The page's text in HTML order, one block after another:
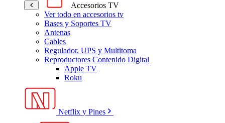
Accesorios TV
Ver todo en accesorios tv
Bases y Soportes TV
Antenas
Cables
Regulador, UPS y Multitoma
Reproductores Contenido Digital
Apple TV
Roku
Netflix y Pines